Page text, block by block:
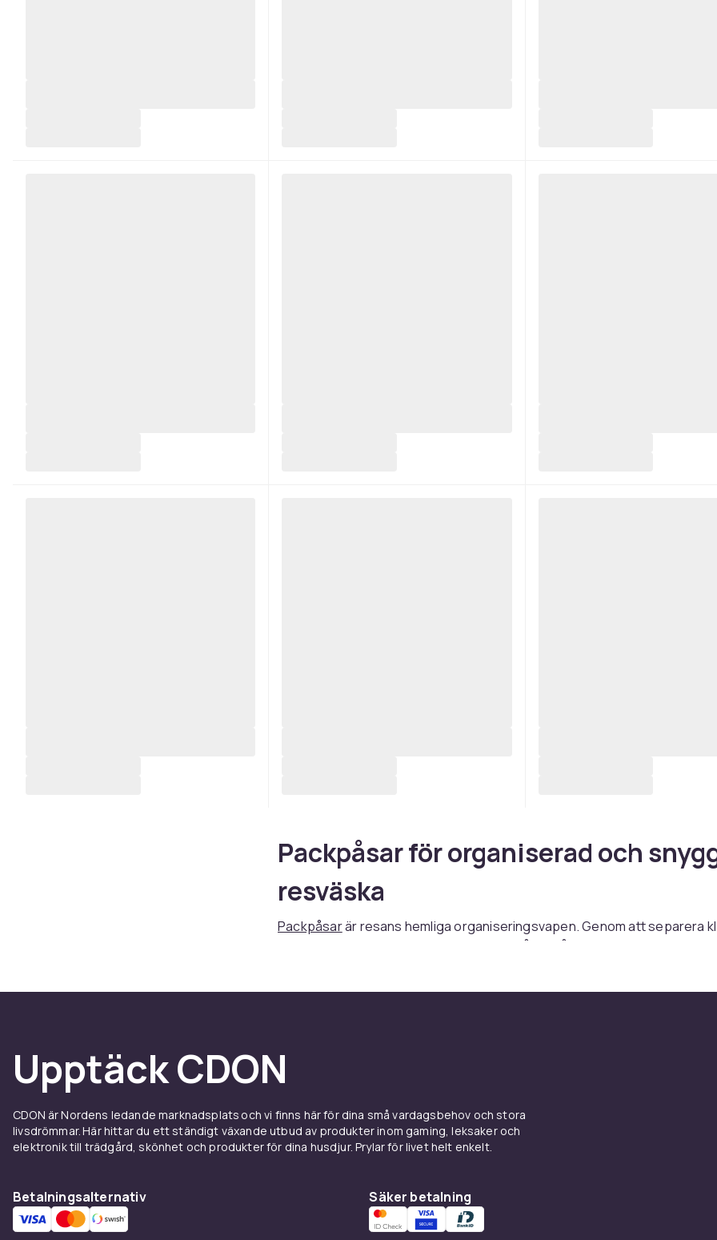
Packpåsar för organiserad och
resväska
Packpåsarär resans hemliga organiseringsvapen. Genom att separera
toalettartiklar och elektronik i olika packpåsar håller resväskan perfekt
Packpåsar finns i olika storlekar för olika ändamål. En stor packpåse
Tips och råd
Märk dina packpåsar med innehållet för snabb och enkel åtkomst.
packpåsar i mesh är bra för ventilation. Vattentäta modeller skyddar mot
ett set med 3-6 påsar i olika storlekar för bäst organisation.
Se också
Komplettera medtillbehör till resväskor
Upptäck CDON
CDON är Nordens ledande marknadsplats och vi finns här för dina små vardagsbehov och stora
livsdrömmar. Här hittar du ett ständigt växande utbud av produkter inom gaming, leksaker och
elektronik till trädgård, skönhet och produkter för dina husdjur. Prylar för livet helt enkelt.
Betalningsalternativ Säker betalning